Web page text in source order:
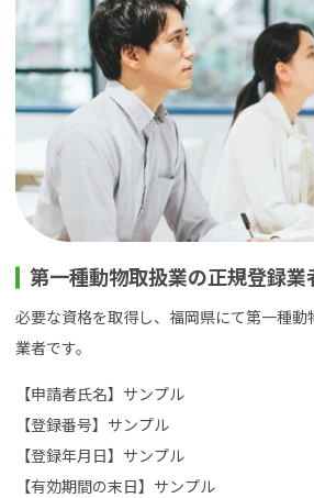
第一種動物取扱業の正規登録業
必要な資格を取得し、福岡県にて第一種
業者です。
【申請者氏名】サンプル
【登録番号】サンプル
【登録年月日】サンプル
【有効期間の末日】サンプル